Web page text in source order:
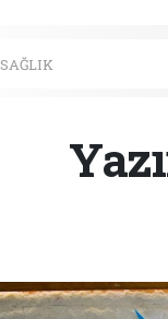
SAĞLIK